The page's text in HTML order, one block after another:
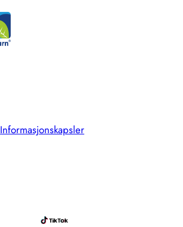
Informasjonskapsler